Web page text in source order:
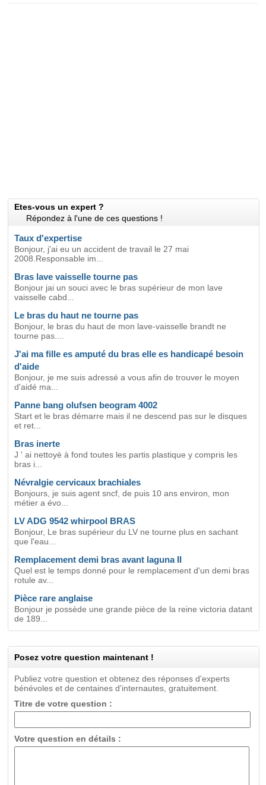
Etes-vous un expert ?
Répondez à l'une de ces questions !
Taux d'expertise
Bonjour, j'ai eu un accident de travail le 27 mai
2008.Responsable im...
Bras lave vaisselle tourne pas
Bonjour jai un souci avec le bras supérieur de mon lave
vaisselle cabd...
Le bras du haut ne tourne pas
Bonjour, le bras du haut de mon lave-vaisselle brandt ne
tourne pas....
J'ai ma fille es amputé du bras elle es handicapé besoin
d'aide
Bonjour, je me suis adressé a vous afin de trouver le moyen
d'aidé ma...
Panne bang olufsen beogram 4002
Start et le bras démarre mais il ne descend pas sur le disques
et ret...
Bras inerte
J ' ai nettoyè à fond toutes les partis plastique y compris les
bras i...
Névralgie cervicaux brachiales
Bonjours, je suis agent sncf, de puis 10 ans environ, mon
métier a évo...
LV ADG 9542 whirpool BRAS
Bonjour, Le bras supérieur du LV ne tourne plus en sachant
que l'eau...
Remplacement demi bras avant laguna II
Quel est le temps donné pour le remplacement d'un demi bras
rotule av...
Pièce rare anglaise
Bonjour je possède une grande pièce de la reine victoria datant
de 189...
Posez votre question maintenant !
Publiez votre question et obtenez des réponses d'experts
bénévoles et de centaines d'internautes, gratuitement.
Titre de votre question :
Votre question en détails :